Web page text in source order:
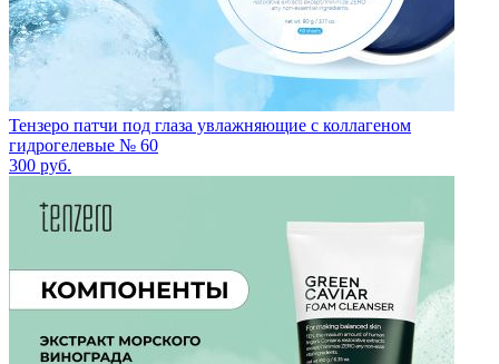
Тензеро патчи под глаза увлажняющие с коллагеном
гидрогелевые № 60
300 руб.